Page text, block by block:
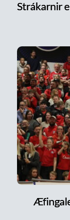
Strákarnir